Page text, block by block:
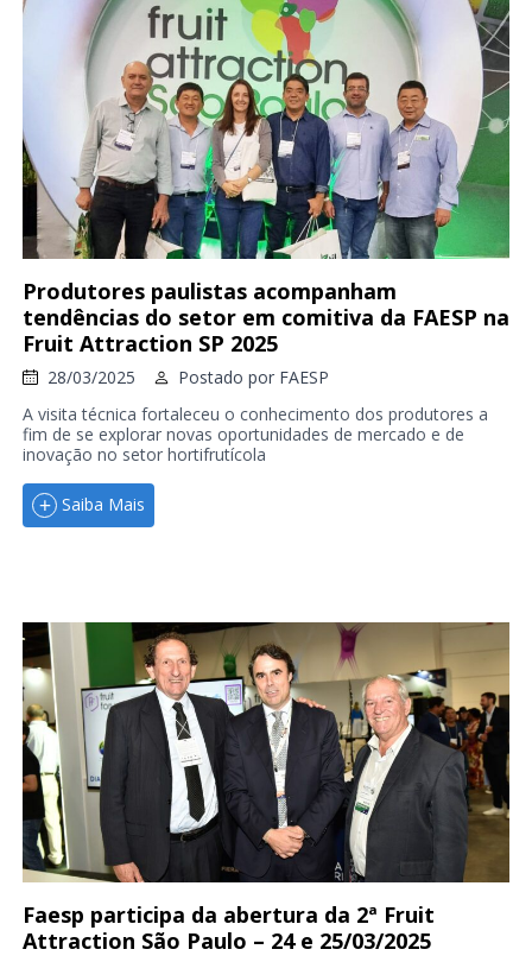
Produtores paulistas acompanham
tendências do setor em comitiva da FAESP na
Fruit Attraction SP 2025
28/03/2025 Postado por FAESP
A visita técnica fortaleceu o conhecimento dos produtores a
fim de se explorar novas oportunidades de mercado e de
inovação no setor hortifrutícola
Saiba Mais
Faesp participa da abertura da 2ª Fruit
Attraction São Paulo – 24 e 25/03/2025